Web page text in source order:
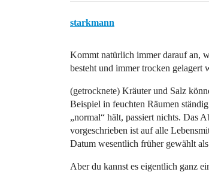
starkmann
Kommt natürlich immer darauf an,
besteht und immer trocken
(getrocknete) Kräuter und Salz
Beispiel in feuchten Räumen
„normal“ hält, passiert nichts. Das
vorgeschrieben ist auf alle
Datum wesentlich früher gewählt
Aber du kannst es eigentlich ganz